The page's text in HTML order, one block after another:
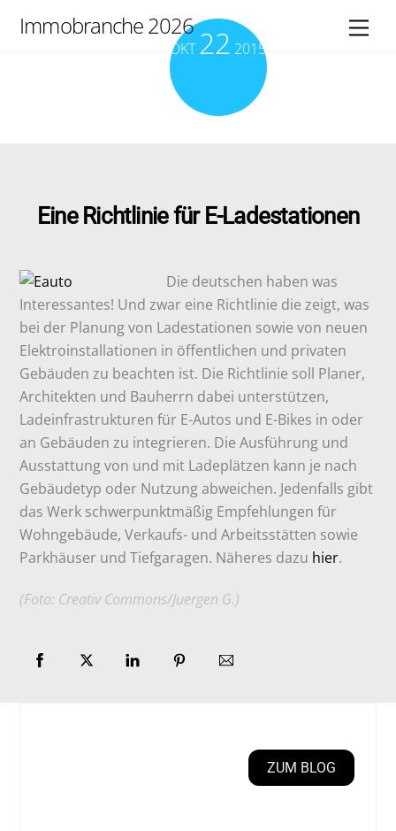
Immobranche 2026
OKT 22 2015
Eine Richtlinie für E-Ladestationen
Die deutschen haben was
Interessantes! Und zwar eine Richtlinie die zeigt, was
bei der Planung von Ladestationen sowie von neuen
Elektroinstallationen in öffentlichen und privaten
Gebäuden zu beachten ist. Die Richtlinie soll Planer,
Architekten und Bauherrn dabei unterstützen,
Ladeinfrastrukturen für E-Autos und E-Bikes in oder
an Gebäuden zu integrieren. Die Ausführung und
Ausstattung von und mit Ladeplätzen kann je nach
Gebäudetyp oder Nutzung abweichen. Jedenfalls gibt
das Werk schwerpunktmäßig Empfehlungen für
Wohngebäude, Verkaufs- und Arbeitsstätten sowie
Parkhäuser und Tiefgaragen. Näheres dazu hier.
(Foto: Creativ Commons/Juergen G.)
ZUM BLOG